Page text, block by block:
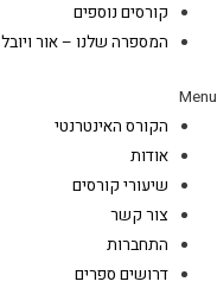
קורסים נוספים
המספרה שלנו – אור ויובל
Menu
הקורס האינטרנטי
אודות
שיעורי קורסים
צור קשר
התחברות
דרושים ספרים